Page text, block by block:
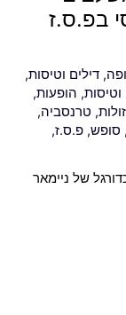
בפ.ס.ז
, דילים וטיסות,
וטיסות, הופעות,
, טרנסביה,
, סופש, פ.ס.ז,
של ניימאר